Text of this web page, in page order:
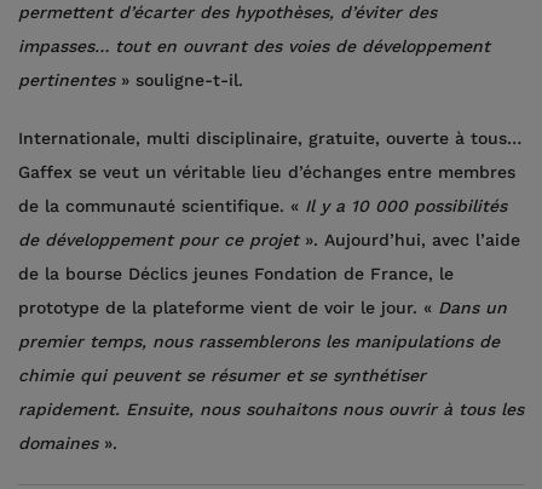
permettent d’écarter des hypothèses, d’éviter des
impasses… tout en ouvrant des voies de développement
pertinentes» souligne-t-il.
Internationale, multi disciplinaire, gratuite, ouverte à tous…
Gaffex se veut un véritable lieu d’échanges entre membres
de la communauté scientifique. « Il y a 10 000 possibilités
de développement pour ce projet». Aujourd’hui, avec l’aide
de la bourse Déclics jeunes Fondation de France, le
prototype de la plateforme vient de voir le jour. « Dans un
premier temps, nous rassemblerons les manipulations de
chimie qui peuvent se résumer et se synthétiser
rapidement. Ensuite, nous souhaitons nous ouvrir à tous les
domaines».